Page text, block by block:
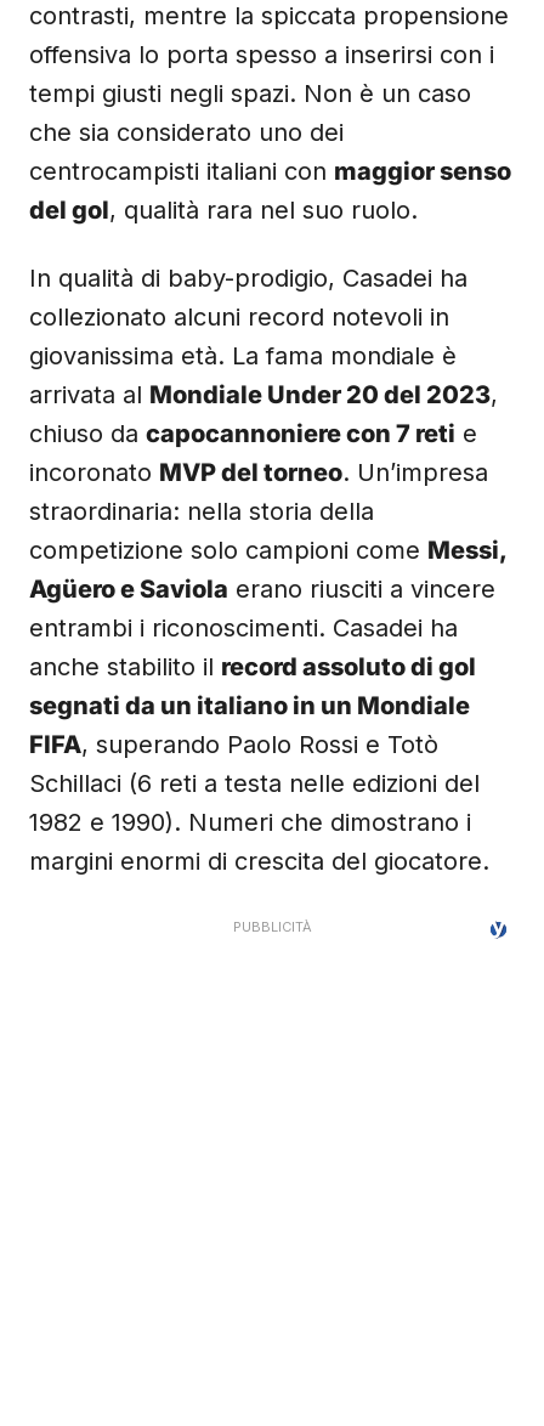
contrasti, mentre la spiccata propensione
offensiva lo porta spesso a inserirsi con i
tempi giusti negli spazi. Non è un caso
che sia considerato uno dei
centrocampisti italiani con maggior senso
del gol, qualità rara nel suo ruolo.
In qualità di baby-prodigio, Casadei ha
collezionato alcuni record notevoli in
giovanissima età. La fama mondiale è
arrivata al Mondiale Under 20 del 2023,
chiuso da capocannoniere con 7 reti e
incoronato MVP del torneo. Un’impresa
straordinaria: nella storia della
competizione solo campioni come Messi,
Agüero e Saviola erano riusciti a vincere
entrambi i riconoscimenti. Casadei ha
anche stabilito il record assoluto di gol
segnati da un italiano in un Mondiale
FIFA, superando Paolo Rossi e Totò
Schillaci (6 reti a testa nelle edizioni del
1982 e 1990). Numeri che dimostrano i
margini enormi di crescita del giocatore.